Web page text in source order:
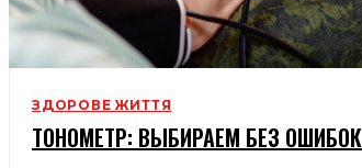
ЗДОРОВЕ ЖИТТЯ
ТОНОМЕТР: ВЫБИРАЕМ БЕЗ ОШИБОК